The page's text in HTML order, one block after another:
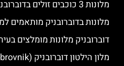
מלונות 3 כוכבים זולים בדוברובניק
מלונות בדוברובניק מותאמים
דוברובניק מלונות מומלצים
מלון הילטון דוברובניק (Hilton Imperial Dubrovnik)